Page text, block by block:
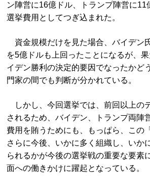
ン陣営に16億ドル、トランプ陣営に11
選挙費用としてつぎ込まれた。
資金規模だけを見た場合、バイデン
を5億ドルも上回ったことになるが、
イデン勝利の決定的要因でなったかど
門家の間でも判断が分かれている。
しかし、今回選挙では、前回以上の
されるため、バイデン、トランプ両陣
費用を賄うためにも、もっぱら、この
さらに今後、いかに多く組織し、いか
られるかが今後の選挙戦の重要な要素
面への働きかけに躍起となっている。